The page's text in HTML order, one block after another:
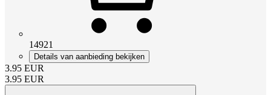
14921
Details van aanbieding bekijken
3.95 EUR
3.95 EUR